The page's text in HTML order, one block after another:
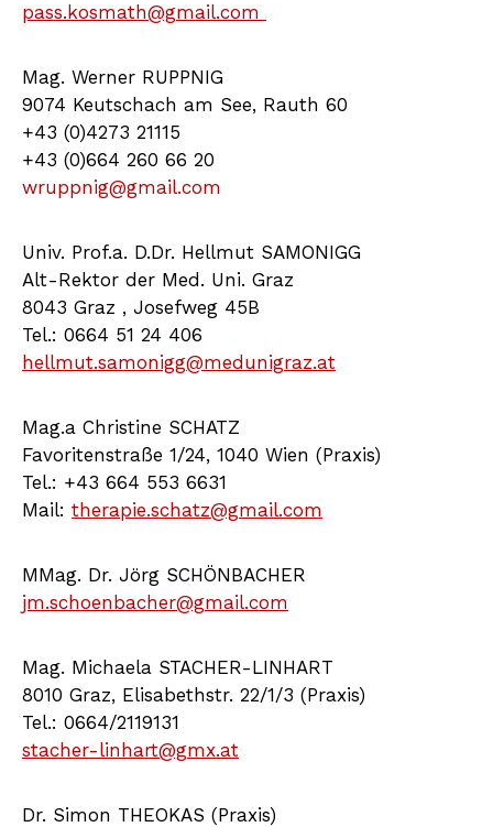
pass.kosmath@gmail.com
Mag. Werner RUPPNIG
9074 Keutschach am See, Rauth 60
+43 (0)4273 21115
+43 (0)664 260 66 20
wruppnig@gmail.com
Univ. Prof.a. D.Dr. Hellmut SAMONIGG
Alt-Rektor der Med. Uni. Graz
8043 Graz , Josefweg 45B
Tel.: 0664 51 24 406
hellmut.samonigg@medunigraz.at
Mag.a Christine SCHATZ
Favoritenstraße 1/24, 1040 Wien (Praxis)
Tel.: +43 664 553 6631
Mail: therapie.schatz@gmail.com
MMag. Dr. Jörg SCHÖNBACHER
jm.schoenbacher@gmail.com
Mag. Michaela STACHER-LINHART
8010 Graz, Elisabethstr. 22/1/3 (Praxis)
Tel.: 0664/2119131
stacher-linhart@gmx.at
Dr. Simon THEOKAS (Praxis)